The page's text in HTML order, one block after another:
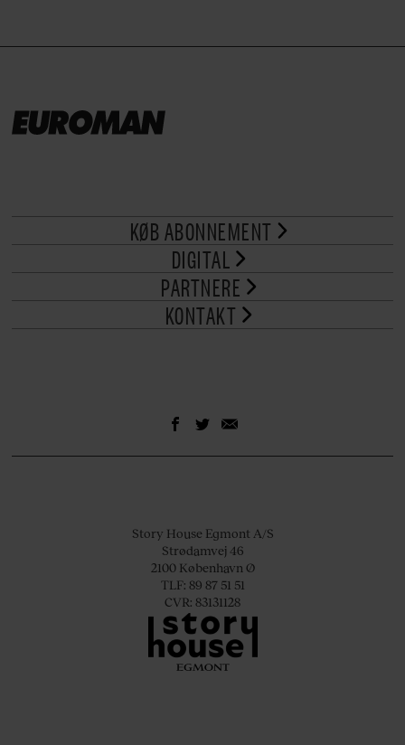
KØB ABONNEMENT
DIGITAL
PARTNERE
KONTAKT
Story House Egmont A/S
Strødamvej 46
2100 København Ø
TLF: 89 87 51 51
CVR: 83131128